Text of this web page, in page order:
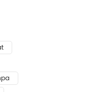
yapın!